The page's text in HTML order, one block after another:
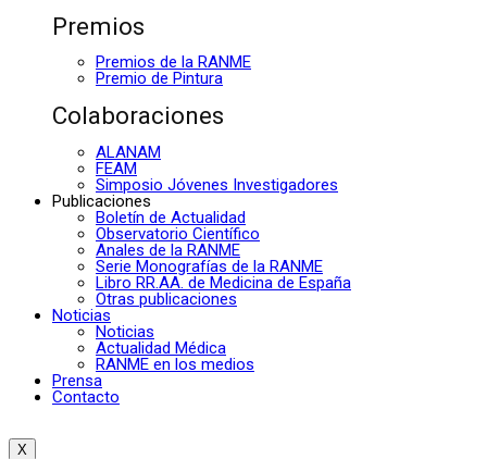
Premios
Premios de la RANME
Premio de Pintura
Colaboraciones
ALANAM
FEAM
Simposio Jóvenes Investigadores
Publicaciones
Boletín de Actualidad
Observatorio Científico
Anales de la RANME
Serie Monografías de la RANME
Libro RR.AA. de Medicina de España
Otras publicaciones
Noticias
Noticias
Actualidad Médica
RANME en los medios
Prensa
Contacto
X